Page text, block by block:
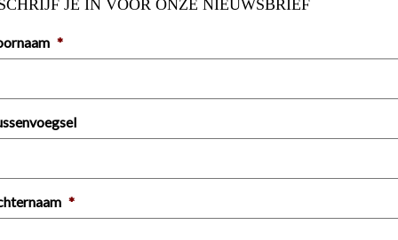
JE IN VOOR ONZE NIEUWSBRIEF
*
*